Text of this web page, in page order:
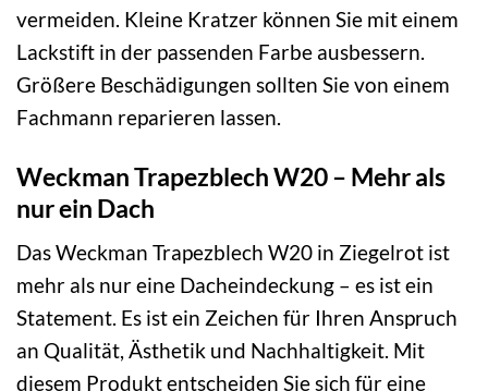
vermeiden. Kleine Kratzer können Sie mit einem
Lackstift in der passenden Farbe ausbessern.
Größere Beschädigungen sollten Sie von einem
Fachmann reparieren lassen.
Weckman Trapezblech W20 – Mehr als
nur ein Dach
Das Weckman Trapezblech W20 in Ziegelrot ist
mehr als nur eine Dacheindeckung – es ist ein
Statement. Es ist ein Zeichen für Ihren Anspruch
an Qualität, Ästhetik und Nachhaltigkeit. Mit
diesem Produkt entscheiden Sie sich für eine